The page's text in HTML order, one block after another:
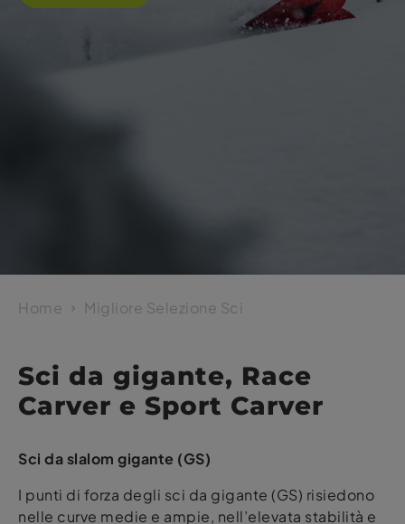
Home Migliore Selezione Sci
Sci da gigante, Race
Carver e Sport Carver
Sci da slalom gigante (GS)
I punti di forza degli sci da gigante (GS) risiedono
nelle curve medie e ampie, nell’elevata stabilità e